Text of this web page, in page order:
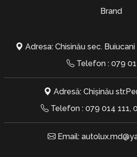
Brand
Adresa: Chisinău sec.
Telefon : 079
Adresă: Chișinău
Telefon : 079 014 111,
Email: